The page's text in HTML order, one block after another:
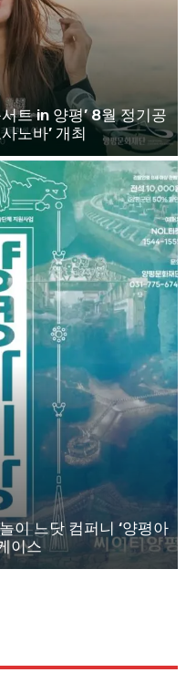
트 in 양평’ 8월 정기공
노바’ 개최
이 느닷 컴퍼니 ‘양평아
이스